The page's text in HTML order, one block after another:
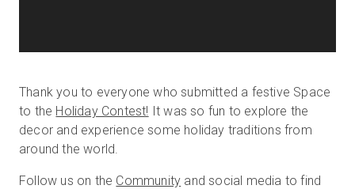
Thank you to everyone who submitted a festive Space
to the Holiday Contest! It was so fun to explore the
decor and experience some holiday traditions from
around the world.
Follow us on the Community and social media to find